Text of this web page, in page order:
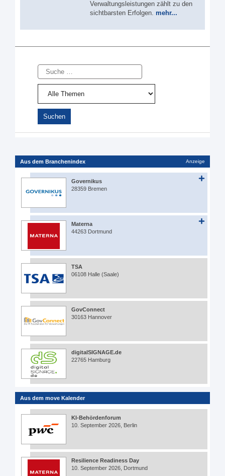
Verwaltungsleistungen zählt zu den
sichtbarsten Erfolgen. mehr...
Suche
Aus dem Branchenindex Anzeige
Governikus
28359 Bremen
Materna
44263 Dortmund
TSA
06108 Halle (Saale)
GovConnect
30163 Hannover
digitalSIGNAGE.de
22765 Hamburg
Aus dem move Kalender
KI-Behördenforum
10. September 2026, Berlin
Resilience Readiness Day
10. September 2026, Dortmund